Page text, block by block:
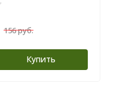
156 руб.
Купить